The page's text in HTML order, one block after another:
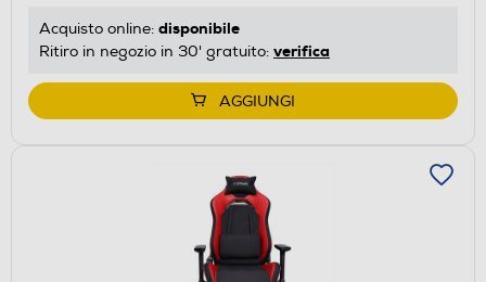
Acquisto online: disponibile
Ritiro in negozio in 30' gratuito: verifica
AGGIUNGI